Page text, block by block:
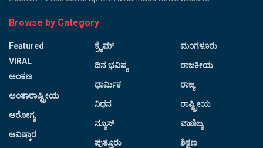
Browse by Category
Featured
VIRAL
ಅಂಕಣ
ಅಂತಾರಾಷ್ಟ್ರೀಯ
ಆರೋಗ್ಯ
ಆವಿಷ್ಕಾರ
ಕ್ರೈಮ್
ದಿನ ಭವಿಷ್ಯ
ಧಾರ್ಮಿಕ
ನಿಧನ
ನ್ಯೂಸ್
ಪುತ್ತೂರು
ಮಂಗಳೂರು
ರಾಜಕೀಯ
ರಾಜ್ಯ
ರಾಷ್ಟ್ರೀಯ
ವಾಣಿಜ್ಯ
ಶಿಕ್ಷಣ